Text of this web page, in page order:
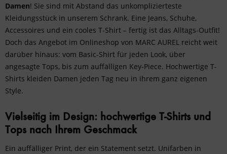
Damen! Sie sind mit Abstand das unkomplizierteste
Kleidungsstück in unserem Schrank. Eine Jeans, Schuhe,
Accessoires und ein cooles T-Shirt – fertig ist das Alltags-Outfit!
Doch das Angebot im Onlineshop von MARC AUREL reicht weit
darüber hinaus: vom Basic-Shirt für jeden Look, über
angesagte Tops, bis zum auffälligen Key-Piece. Hochwertige T-
Shirts kleiden Damen jeden Tag neu in ihrem ganz eigenen
Style.
Vielseitig im Design: hochwertige T-Shirts und
Tops nach Ihrem Geschmack
Ein auffälliger Print, der ein Statement setzt. Unifarben in